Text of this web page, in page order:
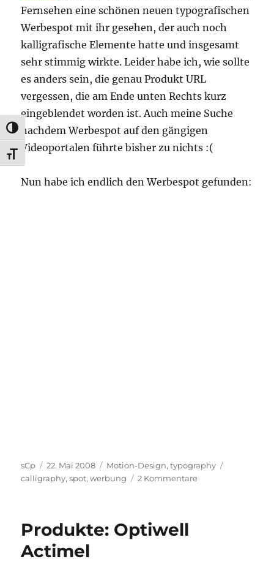
UMSCHALTEN AUF HOHE KONTRASTE
SCHRIFT VERGRÖSSERN
Fernsehen eine schönen neuen typografischen
Werbespot mit ihr gesehen, der auch noch
kalligrafische Elemente hatte und insgesamt
sehr stimmig wirkte. Leider habe ich, wie sollte
es anders sein, die genau Produkt URL
vergessen, die am Ende unten Rechts kurz
eingeblendet worden ist. Auch meine Suche
nachdem Werbespot auf den gängigen
Videoportalen führte bisher zu nichts :(
Nun habe ich endlich den Werbespot gefunden:
Autor
sCp
Veröffentlicht
am
22. Mai 2008 Kategorien
Motion-Design,typography
calligraphy,spot,werbung 2 Kommentarezu
Produkte: Optiwell
Actimel